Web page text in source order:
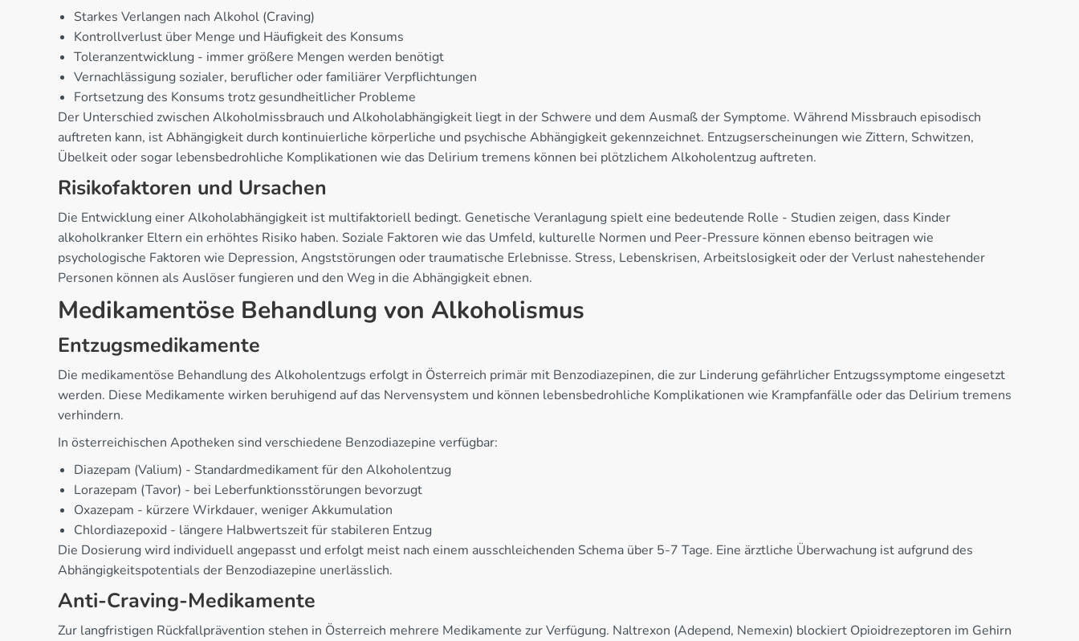
Starkes Verlangen nach Alkohol (Craving)
Kontrollverlust über Menge und Häufigkeit des Konsums
Toleranzentwicklung - immer größere Mengen werden benötigt
Vernachlässigung sozialer, beruflicher oder familiärer Verpflichtungen
Fortsetzung des Konsums trotz gesundheitlicher Probleme
Der Unterschied zwischen Alkoholmissbrauch und Alkoholabhängigkeit liegt in der Schwere und dem Ausmaß der Symptome. Während Missbrauch episodisch
auftreten kann, ist Abhängigkeit durch kontinuierliche körperliche und psychische Abhängigkeit gekennzeichnet. Entzugserscheinungen wie Zittern, Schwitzen,
Übelkeit oder sogar lebensbedrohliche Komplikationen wie das Delirium tremens können bei plötzlichem Alkoholentzug auftreten.
Risikofaktoren und Ursachen
Die Entwicklung einer Alkoholabhängigkeit ist multifaktoriell bedingt. Genetische Veranlagung spielt eine bedeutende Rolle - Studien zeigen, dass Kinder
alkoholkranker Eltern ein erhöhtes Risiko haben. Soziale Faktoren wie das Umfeld, kulturelle Normen und Peer-Pressure können ebenso beitragen wie
psychologische Faktoren wie Depression, Angststörungen oder traumatische Erlebnisse. Stress, Lebenskrisen, Arbeitslosigkeit oder der Verlust nahestehender
Personen können als Auslöser fungieren und den Weg in die Abhängigkeit ebnen.
Medikamentöse Behandlung von Alkoholismus
Entzugsmedikamente
Die medikamentöse Behandlung des Alkoholentzugs erfolgt in Österreich primär mit Benzodiazepinen, die zur Linderung gefährlicher Entzugssymptome eingesetzt
werden. Diese Medikamente wirken beruhigend auf das Nervensystem und können lebensbedrohliche Komplikationen wie Krampfanfälle oder das Delirium tremens
verhindern.
In österreichischen Apotheken sind verschiedene Benzodiazepine verfügbar:
Diazepam (Valium) - Standardmedikament für den Alkoholentzug
Lorazepam (Tavor) - bei Leberfunktionsstörungen bevorzugt
Oxazepam - kürzere Wirkdauer, weniger Akkumulation
Chlordiazepoxid - längere Halbwertszeit für stabileren Entzug
Die Dosierung wird individuell angepasst und erfolgt meist nach einem ausschleichenden Schema über 5-7 Tage. Eine ärztliche Überwachung ist aufgrund des
Abhängigkeitspotentials der Benzodiazepine unerlässlich.
Anti-Craving-Medikamente
Zur langfristigen Rückfallprävention stehen in Österreich mehrere Medikamente zur Verfügung. Naltrexon (Adepend, Nemexin) blockiert Opioidrezeptoren im Gehirn